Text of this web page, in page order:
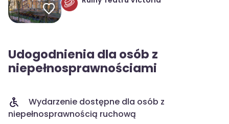
Udogodnienia dla osób z
niepełnosprawnościami
Wydarzenie dostępne dla osób z
niepełnosprawnością ruchową